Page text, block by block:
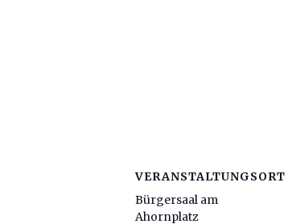
VERANSTALTUNGSORT
Bürgersaal am
Ahornplatz